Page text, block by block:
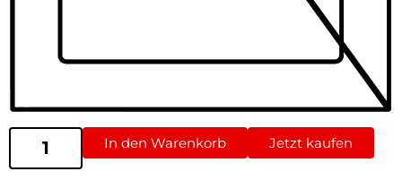
In den Warenkorb Jetzt kaufen